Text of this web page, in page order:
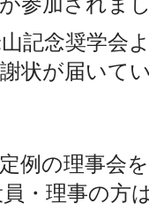
参加されま
記念奨学会
状が届いて
例の理事会
・理事の方